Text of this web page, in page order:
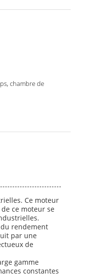
chambre de
Ce moteur
ce moteur se
rendement
par une
de
gamme
constantes